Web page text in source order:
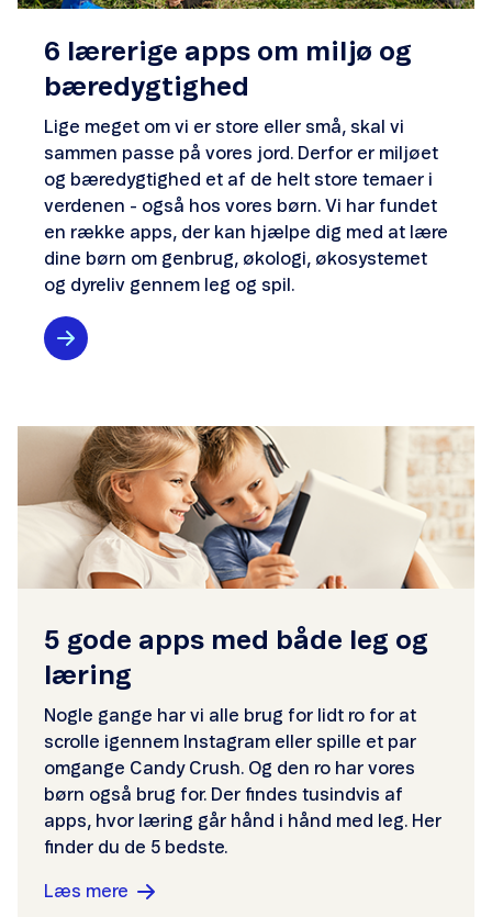
6 lærerige apps om miljø og
bæredygtighed
Lige meget om vi er store eller små, skal vi
sammen passe på vores jord. Derfor er miljøet
og bæredygtighed et af de helt store temaer i
verdenen - også hos vores børn. Vi har fundet
en række apps, der kan hjælpe dig med at lære
dine børn om genbrug, økologi, økosystemet
og dyreliv gennem leg og spil.
5 gode apps med både leg og
læring
Nogle gange har vi alle brug for lidt ro for at
scrolle igennem Instagram eller spille et par
omgange Candy Crush. Og den ro har vores
børn også brug for. Der findes tusindvis af
apps, hvor læring går hånd i hånd med leg. Her
finder du de 5 bedste.
Læs mere